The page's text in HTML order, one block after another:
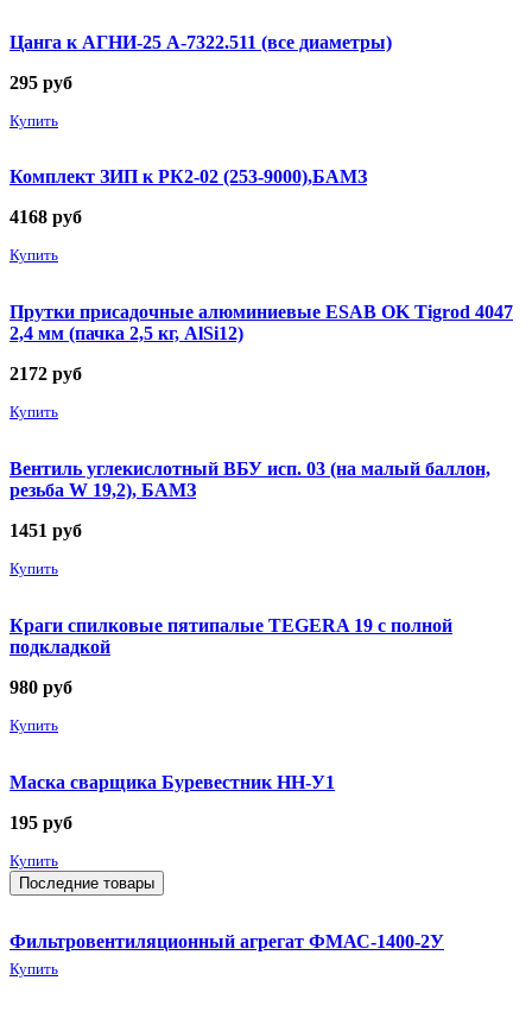
Цанга к АГНИ-25 А-7322.511 (все диаметры)
295 руб
Купить
Комплект ЗИП к РК2-02 (253-9000),БАМЗ
4168 руб
Купить
Прутки присадочные алюминиевые ESAB OK Tigrod 4047
2,4 мм (пачка 2,5 кг, AlSi12)
2172 руб
Купить
Вентиль углекислотный ВБУ исп. 03 (на малый баллон,
резьба W 19,2), БАМЗ
1451 руб
Купить
Краги спилковые пятипалые TEGERA 19 с полной
подкладкой
980 руб
Купить
Маска сварщика Буревестник НН-У1
195 руб
Купить
Последние товары
Фильтровентиляционный агрегат ФМАС-1400-2У
Купить